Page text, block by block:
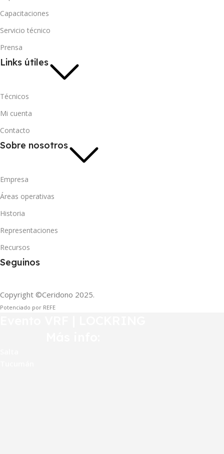
Capacitaciones
Servicio técnico
Prensa
Links útiles
Técnicos
Mi cuenta
Contacto
Sobre nosotros
Empresa
Áreas operativas
Historia
Representaciones
Recursos
Seguinos
Copyright ©Ceridono 2025.
Potenciado por REFE